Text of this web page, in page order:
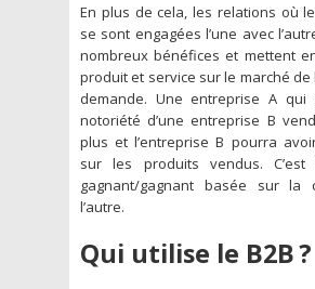
En plus de cela, les relations où
se sont engagées l’une avec
nombreux bénéfices et mettent
produit et service sur le marché de
demande. Une entreprise A
notoriété d’une entreprise B
plus et l’entreprise B pourra
sur les produits vendus.
gagnant/gagnant basée sur la
l’autre.
Qui utilise le B2B ?